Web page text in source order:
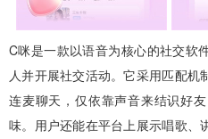
C咪是一款以语音为核心的社交软
人并开展社交活动。它采用匹配
连麦聊天，仅依靠声音来结识好
味。用户还能在平台上展示唱歌、